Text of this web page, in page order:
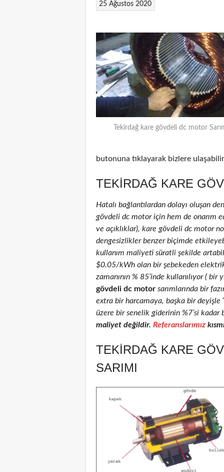
25 Ağustos 2020
Tekirdağ kare gövdeli dc motor
butonuna tıklayarak bizlere
TEKIRDAĞ KARE
Hatalı bağlantılardan dolayı oluşan
gövdeli dc motor için hem de onarım
ve açıklıklar), kare gövdeli dc motor
dengesizlikler benzer biçimde
kullanım maliyeti süratli şekilde
$0.05/kWh olan bir şebekeden
zamanının % 85’inde kullanılıyor ( bir
gövdeli dc motor sarımlarında bir
extra bir harcamaya, başka bir deyişle
üzere bir senelik giderinin %7’si kadar
maliyet değildir. Referanslarımız
TEKIRDAĞ KARE
SARIMI